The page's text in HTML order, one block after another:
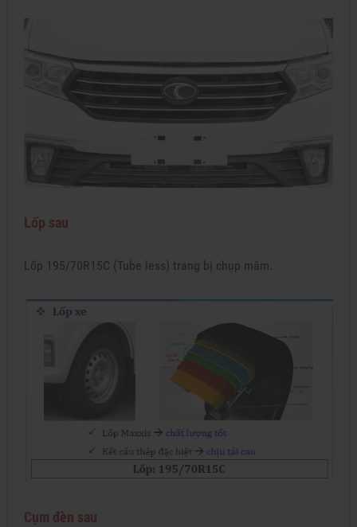
Lốp sau
Lốp 195/70R15C (Tube less) trang bị chụp mâm.
Cụm đèn sau